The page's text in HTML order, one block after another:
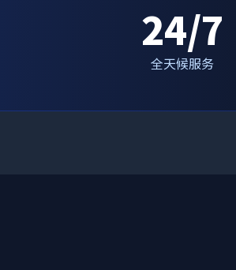
24/7
全天候服务